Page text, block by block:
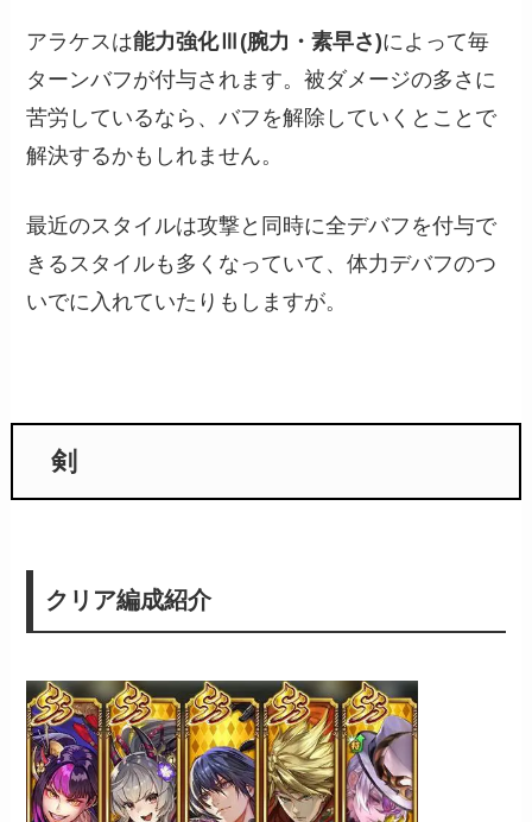
アラケスは能力強化Ⅲ(腕力・素早さ)によって毎
ターンバフが付与されます。被ダメージの多さに
苦労しているなら、バフを解除していくとことで
解決するかもしれません。
最近のスタイルは攻撃と同時に全デバフを付与で
きるスタイルも多くなっていて、体力デバフのつ
いでに入れていたりもしますが。
剣
クリア編成紹介